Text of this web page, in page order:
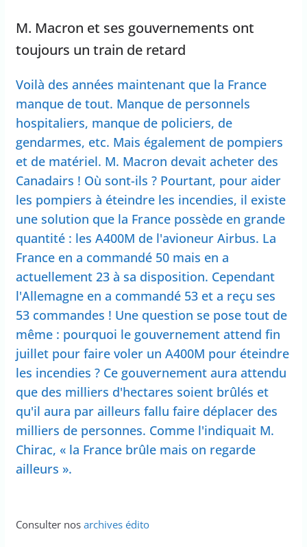
M. Macron et ses gouvernements ont
toujours un train de retard
Voilà des années maintenant que la France
manque de tout. Manque de personnels
hospitaliers, manque de policiers, de
gendarmes, etc. Mais également de pompiers
et de matériel. M. Macron devait acheter des
Canadairs ! Où sont-ils ? Pourtant, pour aider
les pompiers à éteindre les incendies, il existe
une solution que la France possède en grande
quantité : les A400M de l'avioneur Airbus. La
France en a commandé 50 mais en a
actuellement 23 à sa disposition. Cependant
l'Allemagne en a commandé 53 et a reçu ses
53 commandes ! Une question se pose tout de
même : pourquoi le gouvernement attend fin
juillet pour faire voler un A400M pour éteindre
les incendies ? Ce gouvernement aura attendu
que des milliers d'hectares soient brûlés et
qu'il aura par ailleurs fallu faire déplacer des
milliers de personnes. Comme l'indiquait M.
Chirac, « la France brûle mais on regarde
ailleurs ».
Consulter nos archives édito